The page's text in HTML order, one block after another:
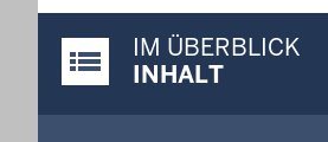
Justiz-Portal im Überblick:
IM ÜBERBLICK
INHALT